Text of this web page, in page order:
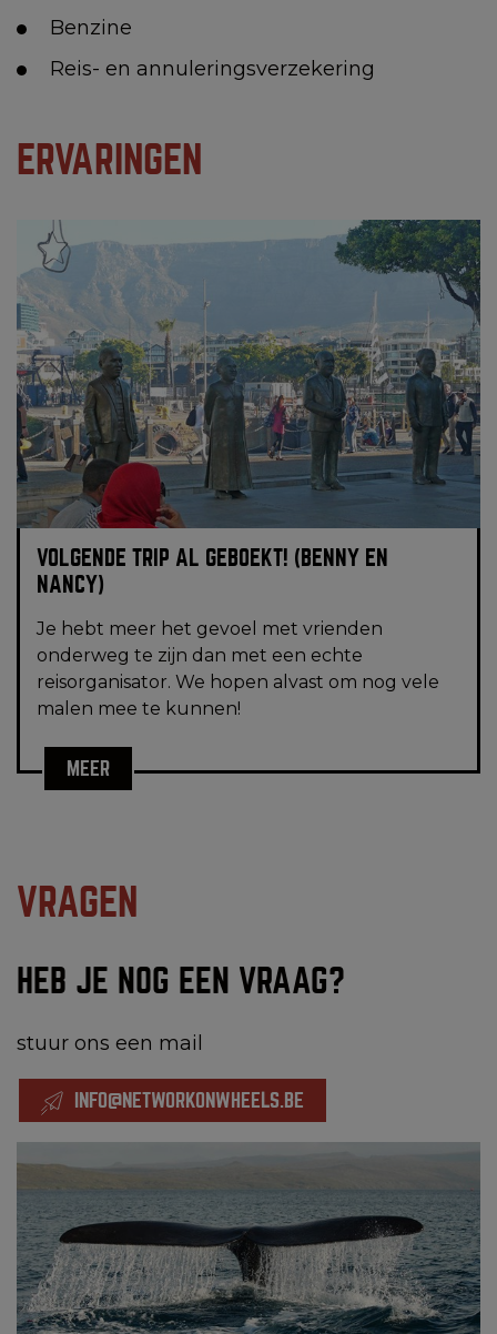
Benzine
Reis- en annuleringsverzekering
ERVARINGEN
VOLGENDE TRIP AL GEBOEKT! (BENNY EN
NANCY)
Je hebt meer het gevoel met vrienden
onderweg te zijn dan met een echte
reisorganisator. We hopen alvast om nog vele
malen mee te kunnen!
MEER
VRAGEN
HEB JE NOG EEN VRAAG?
stuur ons een mail
INFO@NETWORKONWHEELS.BE